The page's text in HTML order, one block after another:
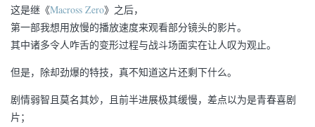
这是继《Macross Zero》之后，
第一部我想用放慢的播放速度来观看部分镜头的影片。
其中诸多令人咋舌的变形过程与战斗场面实在让人叹为观止。
但是，除却劲爆的特技，真不知道这片还剩下什么。
剧情弱智且莫名其妙，且前半进展极其缓慢，差点以为是青春喜剧
片；